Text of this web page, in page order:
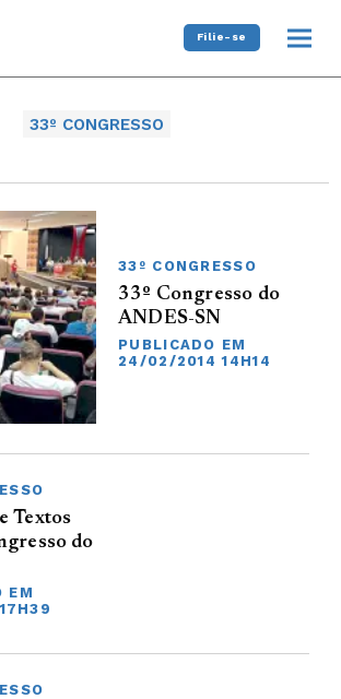
Filie-se
33º CONGRESSO
33º CONGRESSO
33º Congresso do
ANDES-SN
PUBLICADO EM
24/02/2014 14H14
Textos
do
EM